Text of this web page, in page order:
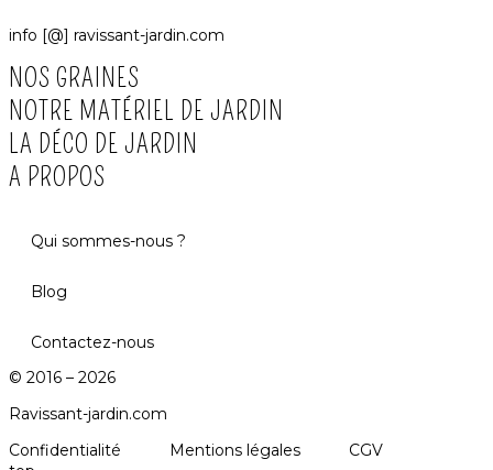
info [@] ravissant-jardin.com
NOS GRAINES
NOTRE MATÉRIEL DE JARDIN
LA DÉCO DE JARDIN
A PROPOS
Qui sommes-nous ?
Blog
Contactez-nous
© 2016 – 2026
Ravissant-jardin.com
Confidentialité
Mentions légales
CGV